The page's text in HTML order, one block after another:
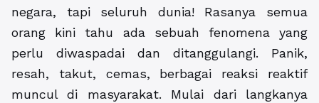
negara, tapi seluruh dunia! Rasanya semua
orang kini tahu ada sebuah fenomena yang
perlu diwaspadai dan ditanggulangi. Panik,
resah, takut, cemas, berbagai reaksi reaktif
muncul di masyarakat. Mulai dari langkanya